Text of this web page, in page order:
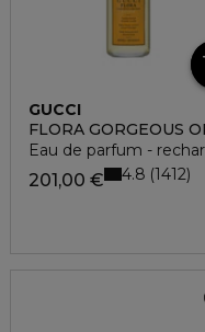
GUCCI
FLORA GORGEOUS
Eau de parfum -
201,00 € 4.8 1412